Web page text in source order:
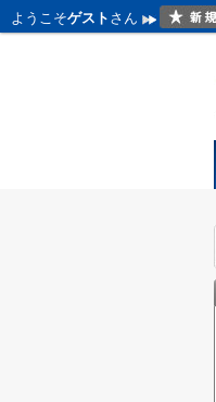
ようこそゲスト さん